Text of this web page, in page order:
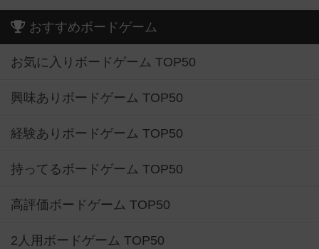
おすすめボードゲーム
お気に入りボードゲーム TOP50
興味ありボードゲーム TOP50
経験ありボードゲーム TOP50
持ってるボードゲーム TOP50
高評価ボードゲーム TOP50
2人用ボードゲーム TOP50